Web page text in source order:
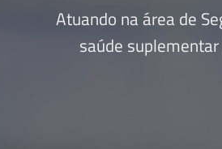
Atuando na área de
saúde